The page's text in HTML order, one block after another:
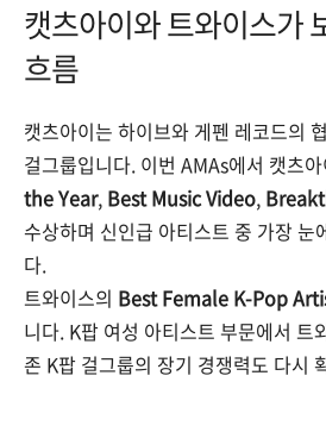
캣츠아이와 트와이스가
흐름
캣츠아이는 하이브와 게펜 레코드의
걸그룹입니다. 이번 AMAs에서 캣츠
the Year, Best Music Video,
수상하며 신인급 아티스트 중 가장 눈
다.
트와이스의 Best Female K-Pop
니다. K팝 여성 아티스트 부문에서 트
존 K팝 걸그룹의 장기 경쟁력도 다시